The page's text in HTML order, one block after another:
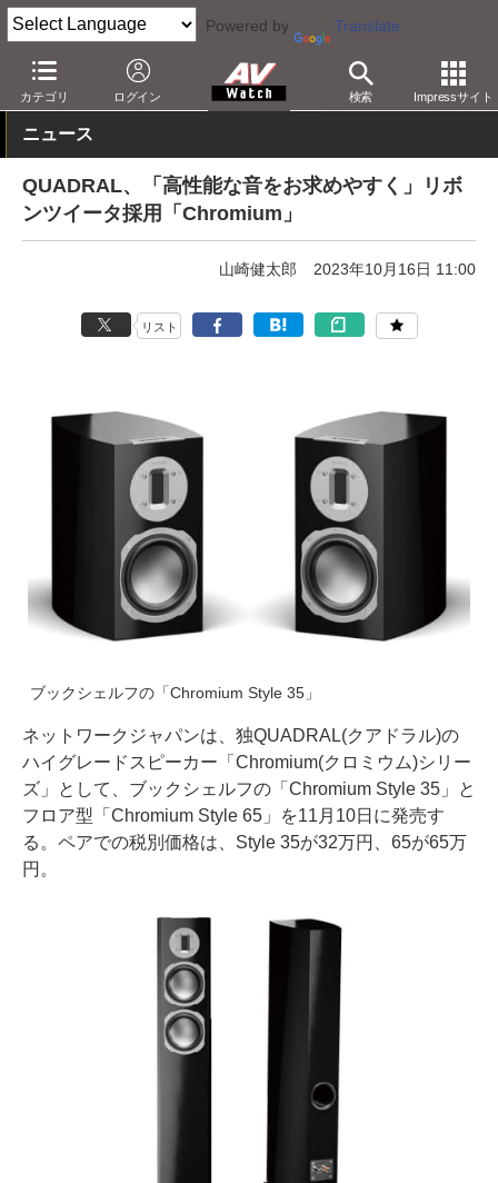
Powered by Translate
カテゴリ ログイン 検索 Impressサイト
AV Watch 製品 オーディオスピーカー
ニュース
QUADRAL、「高性能な音をお求めやすく」リボ
ンツイータ採用「Chromium」
山崎健太郎 2023年10月16日 11:00
リスト
ブックシェルフの「Chromium Style 35」
ネットワークジャパンは、独QUADRAL(クアドラル)の
ハイグレードスピーカー「Chromium(クロミウム)シリー
ズ」として、ブックシェルフの「Chromium Style 35」と
フロア型「Chromium Style 65」を11月10日に発売す
る。ペアでの税別価格は、Style 35が32万円、65が65万
円。